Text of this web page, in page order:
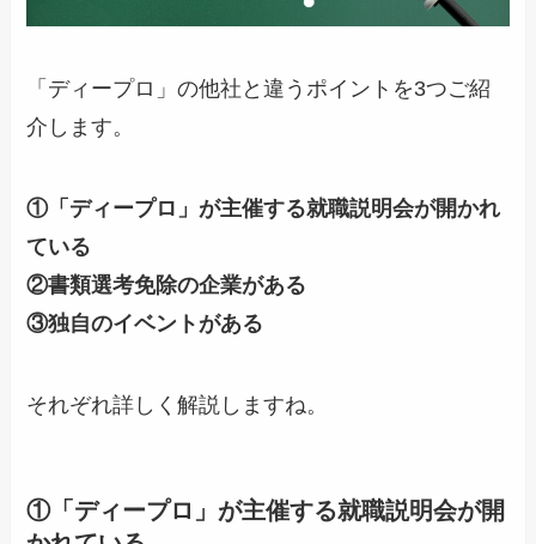
「ディープロ」の他社と違うポイントを3つご紹
介します。
①「ディープロ」が主催する就職説明会が開かれ
ている
②書類選考免除の企業がある
③独自のイベントがある
それぞれ詳しく解説しますね。
①「ディープロ」が主催する就職説明会が開